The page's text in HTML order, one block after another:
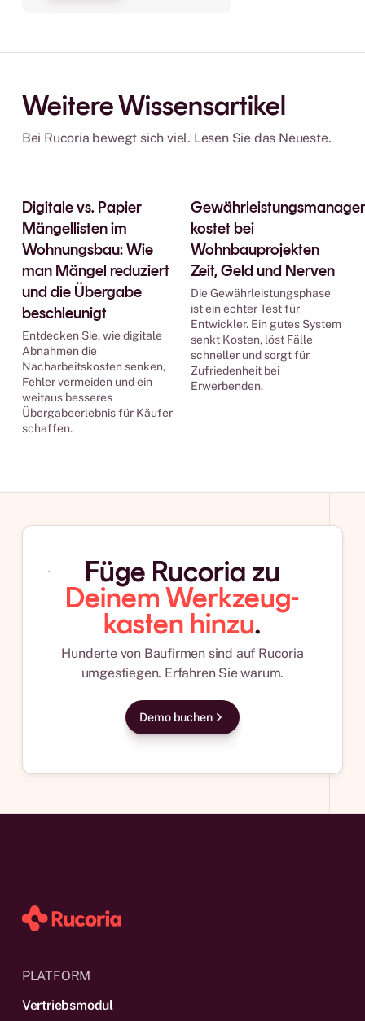
Weitere Wissensartikel
Bei Rucoria bewegt sich viel. Lesen Sie das Neueste.
Digitale vs. Papier
Mängellisten im
Wohnungsbau: Wie
man Mängel reduziert
und die Übergabe
beschleunigt
Entdecken Sie, wie digitale
Abnahmen die
Nacharbeitskosten senken,
Fehler vermeiden und ein
weitaus besseres
Übergabeerlebnis für Käufer
schaffen.
kostet bei
Wohnbauprojekten
Zeit, Geld und Nerven
Die Gewährleistungsphase
ist ein echter Test für
Entwickler. Ein gutes System
senkt Kosten, löst Fälle
schneller und sorgt für
Zufriedenheit bei
Erwerbenden.
Füge Rucoria zu
Deinem Werkzeug­
kasten hinzu.
Hunderte von Baufirmen sind auf Rucoria
umgestiegen. Erfahren Sie warum.
Demo buchen
PLATFORM
Vertriebsmodul